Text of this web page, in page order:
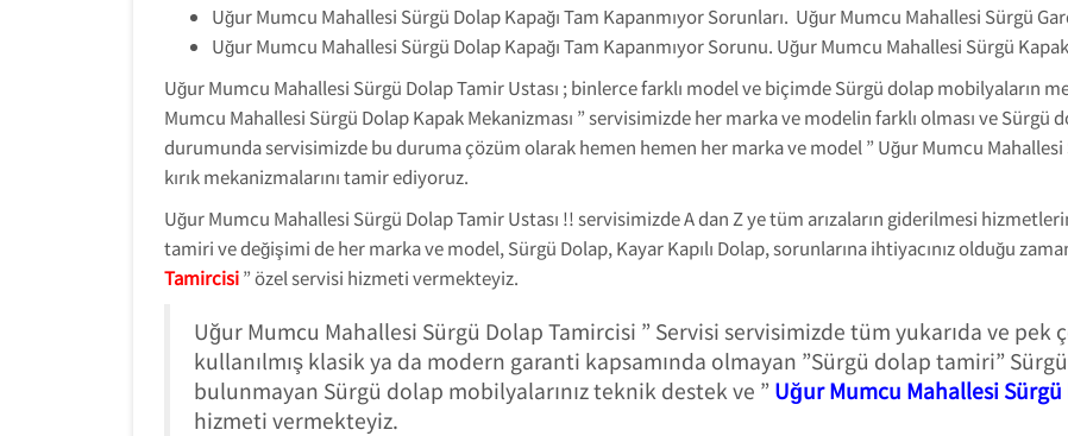
Uğur Mumcu Mahallesi Sürgü Dolap Kapağı Tam Kapanmıyor Sorunları. Uğur Mumcu Mahallesi Sürgü
Uğur Mumcu Mahallesi Sürgü Dolap Kapağı Tam Kapanmıyor Sorunu. Uğur Mumcu Mahallesi Sürgü
Uğur Mumcu Mahallesi Sürgü Dolap Tamir Ustası ; binlerce farklı model ve biçimde Sürgü dolap mobilyaların
Mumcu Mahallesi Sürgü Dolap Kapak Mekanizması ” servisimizde her marka ve modelin farklı olması ve Sürgü
durumunda servisimizde bu duruma çözüm olarak hemen hemen her marka ve model ” Uğur Mumcu
kırık mekanizmalarını tamir ediyoruz.
Uğur Mumcu Mahallesi Sürgü Dolap Tamir Ustası !! servisimizde A dan Z ye tüm arızaların giderilmesi
tamiri ve değişimi de her marka ve model, Sürgü Dolap, Kayar Kapılı Dolap, sorunlarına ihtiyacınız olduğu
Tamircisi” özel servisi hizmeti vermekteyiz.
Uğur Mumcu Mahallesi Sürgü Dolap Tamircisi ” Servisi servisimizde tüm yukarıda ve pek
kullanılmış klasik ya da modern garanti kapsamında olmayan ”Sürgü dolap tamiri”
bulunmayan Sürgü dolap mobilyalarınız teknik destek ve ” Uğur Mumcu Mahallesi
hizmeti vermekteyiz.